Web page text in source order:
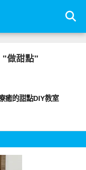
"做甜點"
癒的甜點DIY教室